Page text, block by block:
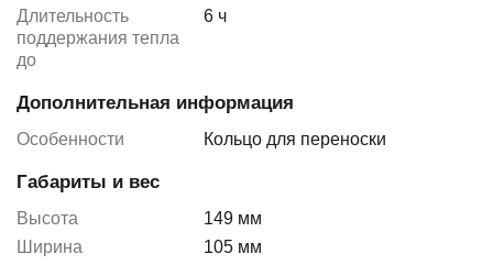
Длительность
поддержания тепла
до
6 ч
Дополнительная информация
Особенности Кольцо для переноски
Габариты и вес
Высота
149 мм
Ширина
105 мм